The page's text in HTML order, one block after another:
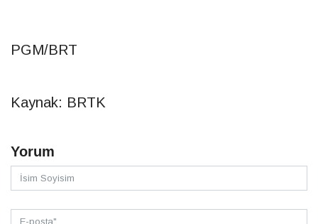
PGM/BRT
Kaynak: BRTK
Yorum